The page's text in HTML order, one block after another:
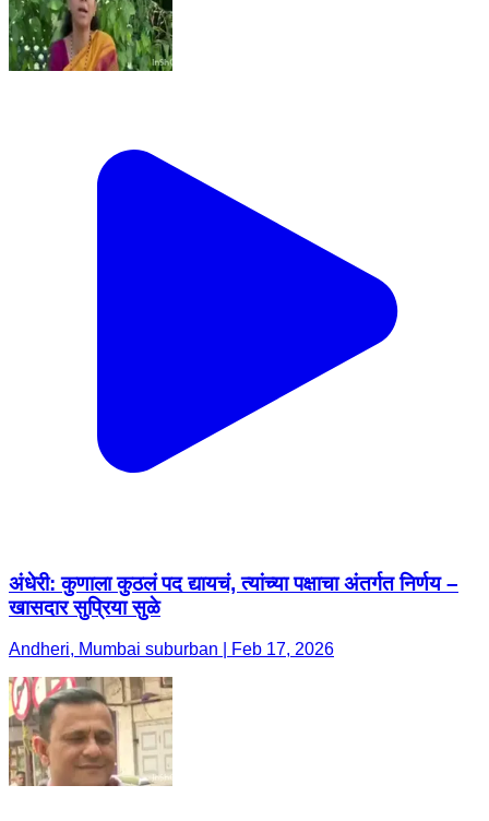
अंधेरी: कुणाला कुठलं पद द्यायचं, त्यांच्या पक्षाचा अंतर्गत निर्णय –
खासदार सुप्रिया सुळे
Andheri, Mumbai suburban | Feb 17, 2026